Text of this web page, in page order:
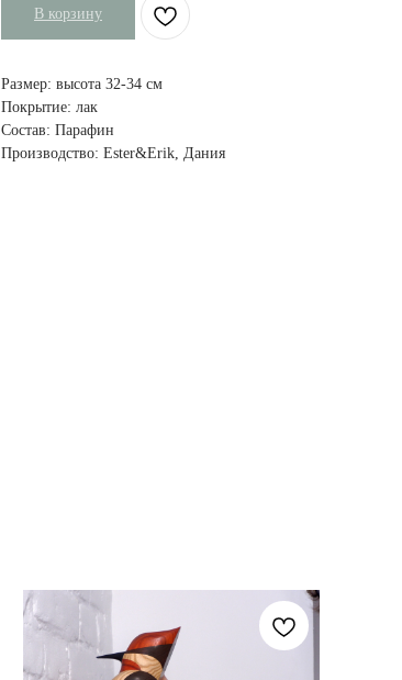
В корзину
Размер: высота 32-34 см
Покрытие: лак
Состав: Парафин
Производство: Ester&Erik, Дания